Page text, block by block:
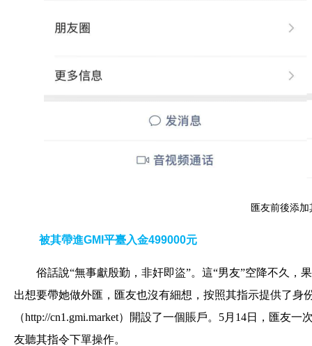
匯友前後添
被其帶進GMI平臺入金499000元
俗話說“無事獻殷勤，非奸即盜”。這“男友”空降不久，
出想要帶她做外匯，匯友也沒有細想，按照其指示提供了身
（http://cn1.gmi.market）開設了一個賬戶。5月14日，匯友
友聽其指令下單操作。